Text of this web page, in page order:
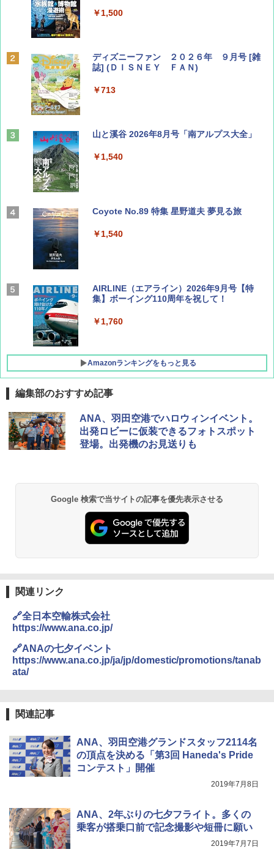
￥1,500
ディズニーファン ２０２６年 ９月号 [雑
誌] (ＤＩＳＮＥＹ ＦＡＮ)
￥713
山と溪谷 2026年8月号「南アルプス大全」
￥1,540
Coyote No.89 特集 星野道夫 夢見る旅
￥1,540
AIRLINE（エアライン）2026年9月号【特
集】ボーイング110周年を祝して！
￥1,760
Amazonランキングをもっと見る
地球の歩き方 スター・ウォーズ
￥2,695
力的な町 2026～2027 地球の歩き方D アジア
￥2,079
A26 地球の歩き方 チェコ ポーランド スロヴ
ァキア 2026～2027 地球の歩き方A ヨーロッ
パ
￥1,540
[キャンパーズコレクション 山善] ポップアッ
プテント 傘みたいに広げて畳める パッとサ
ッとサンシェード キューブ フルクローズ メ
ッシュ 簡単設置 ワンタッチテント キャンプ
PYKES PEAK (パイクスピーク) 着替えテン
ト プライバシー テント 【中が透けない】 1
人用 折りたたみ 防災グッズ 災害用トイレ ビ
ーチ ピクニック ポップアップテント 携帯 簡
ENDLESS BASE 《めざましテレビで紹介》
テント ワンタッチ RENEW 幅200 2-3人用 43
500002(89232)
￥5,999
￥9,990
[キャンパーズコレクション 山善] 傘みたいに
イド ブラックコーティング フルクローズ メ
ッシュ 4人用 簡単設置 ポップアップテント P
ATCW-150B エクルベージュ
GRANDOOR ステンレス保冷剤 2個セット 2
026リニューアル 急速冷凍 空間倍増 衛生的
コンパクト 保冷力長持ち
ラソル ガーデン サイトシート付 折りたたみ
防水 UVカット 4段階高さ調整 軽量 収納袋付
き
￥6,459
秒）射程5～10m 安全ロック搭載 携帯収納袋
付き ヒグマ・イノシシ対策 自治体・教育機
関の購入実績 登山・キャンプ・アウトドア・
防災用品 長期保存可能 緊急時用 日本国内発
送
ンパクト多機能設計 持ち運び便利 アウトド
ア/オフィス/教育現場/展示会用 緑
￥1,180
HYREKK 八角形タープ 防水タープ 3×4.5m
ブラックラバーコーティング UPF50+ UVカ
ット 5000mm耐水圧 210D生地 遮光
編集部のおすすめ記事
ANA、羽田空港でハロウィンイベント。
出発ロビーに仮装できるフォトスポット
登場。出発機のお見送りも
Google 検索で当サイトの記事を優先表示させる
関連リンク
🔗全日本空輸株式会社
https://www.ana.co.jp/
🔗ANAの七夕イベント
https://www.ana.co.jp/ja/jp/domestic/promotions/tanab
ata/
関連記事
ANA、羽田空港グランドスタッフ2114名
の頂点を決める「第3回 Haneda's Pride
コンテスト」開催
2019年7月8日
ANA、2年ぶりの七夕フライト。多くの
乗客が搭乗口前で記念撮影や短冊に願い
2019年7月7日